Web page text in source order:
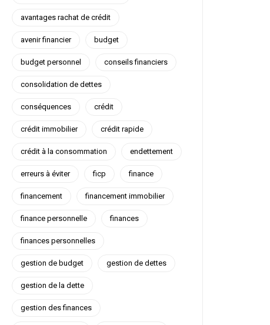
avantages rachat de crédit
avenir financier budget
budget personnel conseils financiers
consolidation de dettes
conséquences crédit
crédit immobilier crédit rapide
crédit à la consommation endettement
erreurs à éviter ficp finance
financement financement immobilier
finance personnelle finances
finances personnelles
gestion de budget gestion de dettes
gestion de la dette
gestion des finances